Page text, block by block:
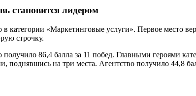
становится лидером
категории «Маркетинговые услуги». Первое место
строчку.
получило 86,4 балла за 11 побед. Главными героями
поднявшись на три места. Агентство получило 44,8